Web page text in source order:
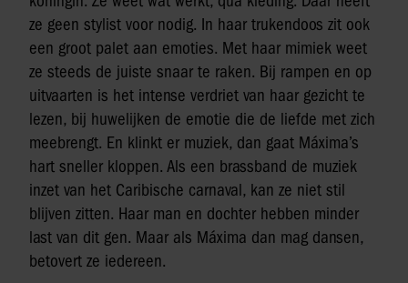
ze geen stylist voor nodig. In haar trukendoos zit ook
een groot palet aan emoties. Met haar mimiek weet
ze steeds de juiste snaar te raken. Bij rampen en op
uitvaarten is het intense verdriet van haar gezicht te
lezen, bij huwelijken de emotie die de liefde met zich
meebrengt. En klinkt er muziek, dan gaat Máxima’s
hart sneller kloppen. Als een brassband de muziek
inzet van het Caribische carnaval, kan ze niet stil
blijven zitten. Haar man en dochter hebben minder
last van dit gen. Maar als Máxima dan mag dansen,
betovert ze iedereen.